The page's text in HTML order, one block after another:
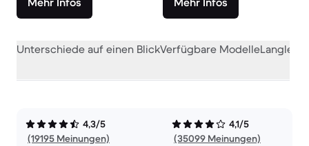
Unterschiede auf einen BlickVerfügbare Modelle
4,3/5
(19195 Meinungen)
4,1/5
(35099 Meinungen)